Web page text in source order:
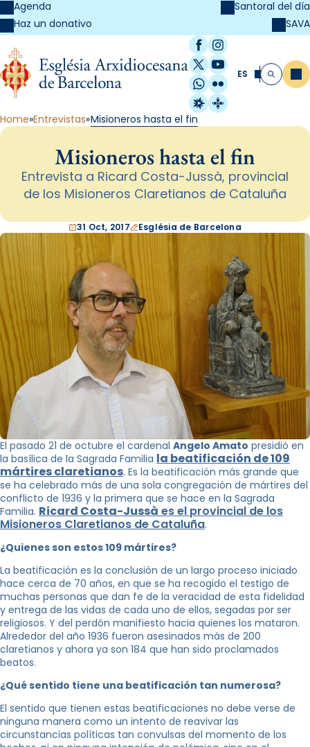
Agenda
Haz un donativo
Santoral del día
SAVA
Facebook
Instagram
X / Twitter
YouTube
WhatsApp
Flickr
Radio Estel
Catalunya
ES Buscar
Home Entrevistas Misioneros hasta el fin
Misioneros hasta el fin
Entrevista a Ricard Costa-Jussà, provincial
de los Misioneros Claretianos de Cataluña
31 Oct, 2017 Església de Barcelona
El pasado 21 de octubre el cardenal Angelo Amato presidió en
la basílica de la Sagrada Familia la beatificación de 109
mártires claretianos. Es la beatificación más grande que
se ha celebrado más de una sola congregación de mártires del
conflicto de 1936 y la primera que se hace en la Sagrada
Familia. Ricard Costa-Jussà es el provincial de los
Misioneros Claretianos de Cataluña.
¿Quienes son estos 109 mártires?
La beatificación es la conclusión de un largo proceso iniciado
hace cerca de 70 años, en que se ha recogido el testigo de
muchas personas que dan fe de la veracidad de esta fidelidad
y entrega de las vidas de cada uno de ellos, segadas por ser
religiosos. Y del perdón manifiesto hacia quienes los mataron.
Alrededor del año 1936 fueron asesinados más de 200
claretianos y ahora ya son 184 que han sido proclamados
beatos.
¿Qué sentido tiene una beatificación tan numerosa?
El sentido que tienen estas beatificaciones no debe verse de
ninguna manera como un intento de reavivar las
circunstancias políticas tan convulsas del momento de los